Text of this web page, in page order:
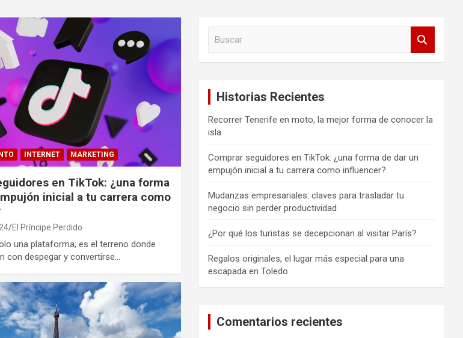
INTERNET MARKETING
en TikTok: ¿una forma
inicial a tu carrera como
El Príncipe Perdido
una plataforma; es el terreno donde
con despegar y convertirse…
Historias Recientes
Recorrer Tenerife en moto, la mejor forma de conocer la
isla
Comprar seguidores en TikTok: ¿una forma de dar un
empujón inicial a tu carrera como influencer?
Mudanzas empresariales: claves para trasladar tu
negocio sin perder productividad
¿Por qué los turistas se decepcionan al visitar París?
Regalos originales, el lugar más especial para una
escapada en Toledo
Comentarios recientes